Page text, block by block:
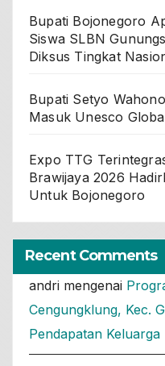
Bupati Bojonegoro
Siswa SLBN
Diksus Tingkat
Bupati Setyo
Masuk Unesco
Expo TTG
Brawijaya 2026
Untuk Bojonegoro
Recent Comments
andri mengenai
Cengungklung, Kec.
Pendapatan Keluarga